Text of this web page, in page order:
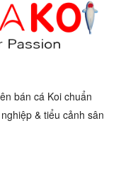
bán cá Koi chuẩn
& tiểu cảnh sân